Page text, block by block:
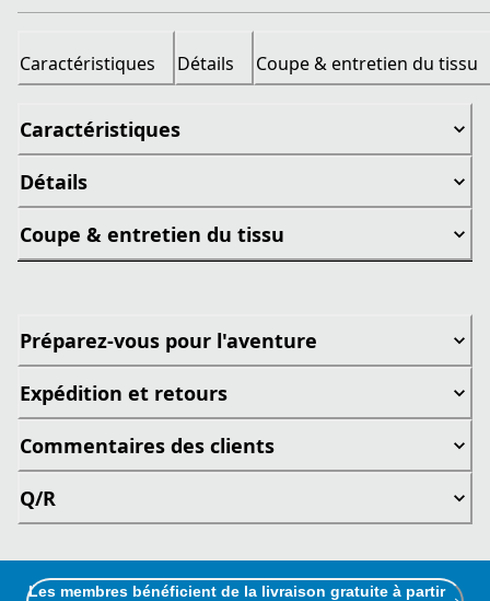
Caractéristiques Détails Coupe & entretien du tissu
Caractéristiques
Détails
Coupe & entretien du tissu
Préparez-vous pour l'aventure
Expédition et retours
Commentaires des clients
Q/R
Les membres bénéficient de la livraison gratuite à partir